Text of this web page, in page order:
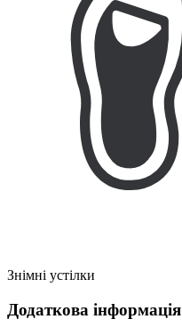
Знімні устілки
Додаткова інформація